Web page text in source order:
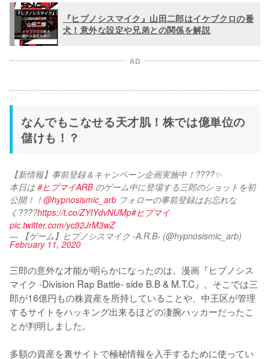
『ヒプノシスマイク』山田二郎はイケブクロの番
犬！意外な設定や兄弟との関係を解説
AD
なんでもこなせる天才肌！株では億単位の
儲けも！？
【新情報】事前登録＆キャンペーン企画実施中！????✨
本日は #ヒプマイARB のゲーム中に登場する三郎のショットを初
公開！！ @hypnosismic_arb フォローの事前登録はお忘れな
く????https://t.co/ZYIYdvNUMp#ヒプマイ
pic.twitter.com/yc92JrM3wZ
— 【ゲーム】ヒプノシスマイク -A.R.B- (@hypnosismic_arb)
February 11, 2020
三郎の意外な才能が明らかになったのは、漫画『ヒプノシス
マイク -Division Rap Battle- side B.B & M.T.C』。そこでは三
郎が16億円もの株資産を所持していることや、中王区が管理
するサイトをハッキング出来るほどの凄腕ハッカーだったこ
とが判明しました。
多額の資産を裏サイトで極秘情報を入手するために使ってい